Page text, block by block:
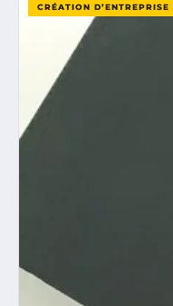
CRÉATION D’ENTREPRISE